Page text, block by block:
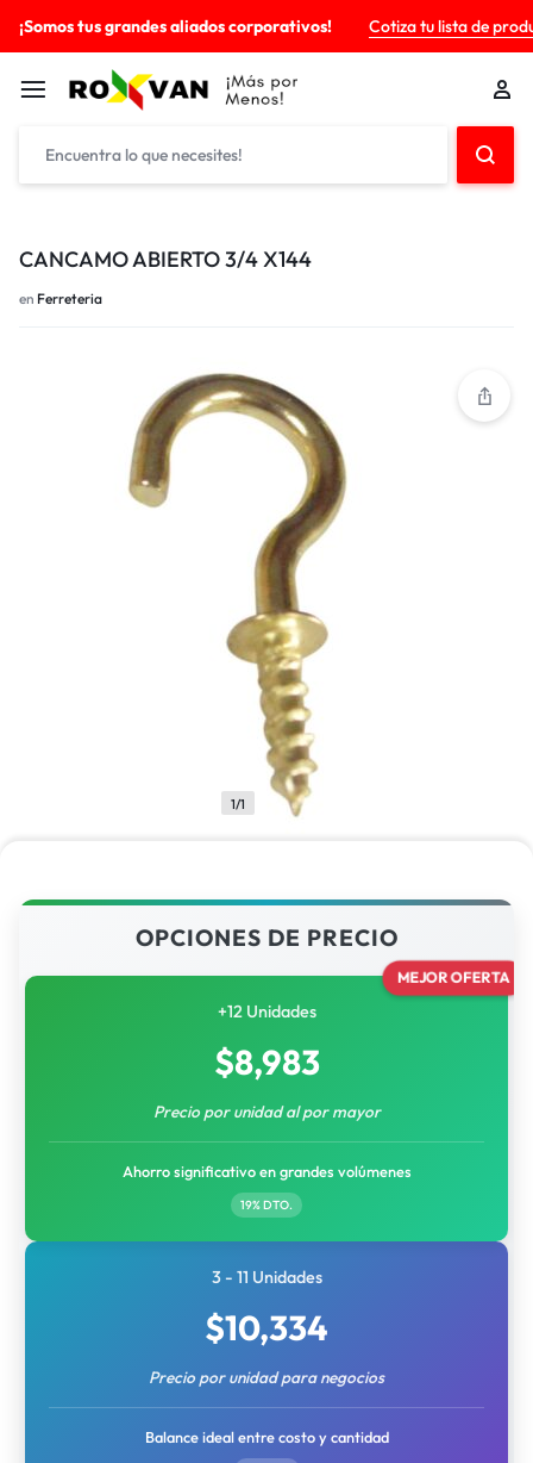
¡Somos tus grandes aliados corporativos! Cotiza tu lista de
CANCAMO ABIERTO 3/4 X144
en Ferreteria
1/1
OPCIONES DE PRECIO
MEJOR OFERTA
+12 Unidades
$8,983
Precio por unidad al por mayor
Ahorro significativo en grandes volúmenes
19% DTO.
3 - 11 Unidades
$10,334
Precio por unidad para negocios
Balance ideal entre costo y cantidad